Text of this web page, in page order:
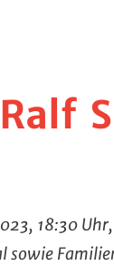
18:30
sowie